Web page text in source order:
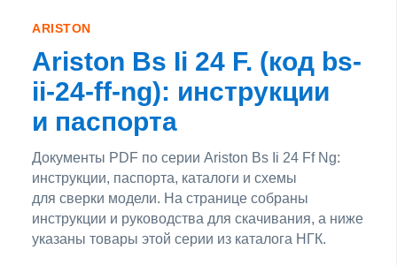
ARISTON
Ariston Bs Ii 24 F. (код bs-
ii-24-ff-ng): инструкции
и паспорта
Документы PDF по серии Ariston Bs Ii 24 Ff Ng:
инструкции, паспорта, каталоги и схемы
для сверки модели. На странице собраны
инструкции и руководства для скачивания, а ниже
указаны товары этой серии из каталога НГК.